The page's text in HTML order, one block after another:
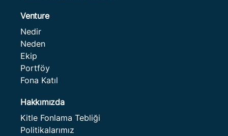
Venture
Nedir
Neden
Ekip
Portföy
Fona Katıl
Hakkımızda
Kitle Fonlama Tebliği
Politikalarımız